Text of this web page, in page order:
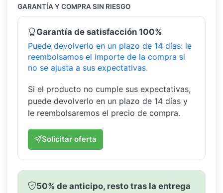
GARANTÍA Y COMPRA SIN RIESGO
Garantía de satisfacción 100%
Puede devolverlo en un plazo de 14 días: le
reembolsamos el importe de la compra si
no se ajusta a sus expectativas.
Si el producto no cumple sus expectativas,
puede devolverlo en un plazo de 14 días y
le reembolsaremos el precio de compra.
Solicitar oferta
50% de anticipo, resto tras la entrega